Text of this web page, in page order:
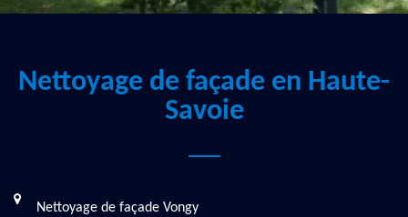
Nettoyage de façade en Haute-
Savoie
Nettoyage de façade Vongy